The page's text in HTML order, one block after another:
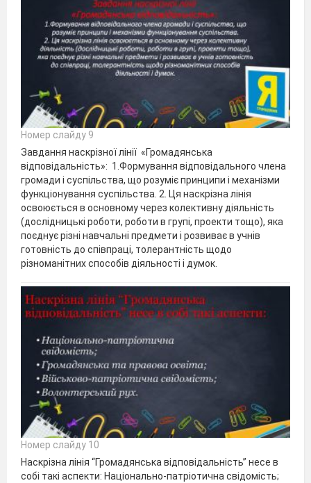
Номер слайду 9
Завдання наскрізної лінії «Громадянська
відповідальність»: 1.Формування відповідального члена
громади і суспільства, що розуміє принципи і механізми
функціонування суспільства. 2. Ця наскрізна лінія
освоюється в основному через колективну діяльність
(дослідницькі роботи, роботи в групі, проекти тощо), яка
поєднує різні навчальні предмети і розвиває в учнів
готовність до співпраці, толерантність щодо
різноманітних способів діяльності і думок.
Номер слайду 10
Наскрізна лінія “Громадянська відповідальність” несе в
собі такі аспекти: Національно-патріотична свідомість;